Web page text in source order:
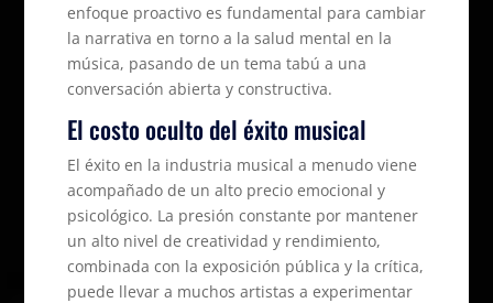
enfoque proactivo es fundamental para cambiar
la narrativa en torno a la salud mental en la
música, pasando de un tema tabú a una
conversación abierta y constructiva.
El costo oculto del éxito musical
El éxito en la industria musical a menudo viene
acompañado de un alto precio emocional y
psicológico. La presión constante por mantener
un alto nivel de creatividad y rendimiento,
combinada con la exposición pública y la crítica,
puede llevar a muchos artistas a experimentar